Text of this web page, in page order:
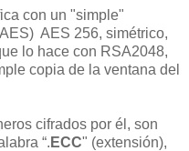
con un "simple"
AES 256, simétrico,
lo hace con RSA2048,
copia de la ventana del
cifrados por él, son
“. ECC" (extensión),